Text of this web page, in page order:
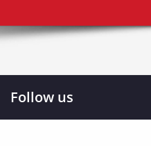
Follow us